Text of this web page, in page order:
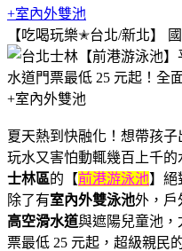
+室內外雙池
【吃喝玩樂✭台北/新北】
夏天熱到快融化！想帶孩
玩水又害怕動輒幾百上千
士林區的【前港游泳池】絕
除了有室內外雙泳池外，戶
高空滑水道與遮陽兒童池，
票最低 25 元起，超級親民